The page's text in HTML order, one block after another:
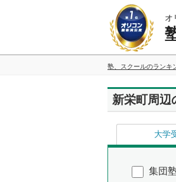
オ
塾、スクールのランキ
新栄町周辺
大学
集団